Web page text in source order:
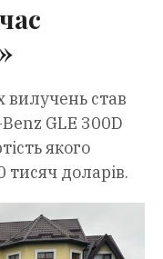
вилучень став
GLE 300D
якого
тисяч доларів.